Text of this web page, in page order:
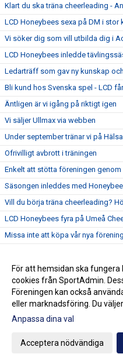
Klart du ska träna cheerleading -
LCD Honeybees sexa på DM i stor
Vi söker dig som vill utbilda dig i
LCD Honeybees inledde
Ledarträff som gav ny kunskap
Bli kund hos Svenska spel - LCD
Äntligen är vi igång på riktigt igen
Vi säljer Ullmax via webben
Under september tränar vi på
Ofrivilligt avbrott i träningen
Enkelt att stötta föreningen
Säsongen inleddes med
Vill du börja träna cheerleading?
LCD Honeybees fyra på Umeå
Missa inte att köpa vår nya
Träna och tävla med LCD
LCD Honeybees tvåa på DM
Gå till
För att hemsidan ska
cookies från SportAdmin.
Föreningen kan också
eller marknadsföring. Du
Anpassa dina val
Acceptera nödvändiga